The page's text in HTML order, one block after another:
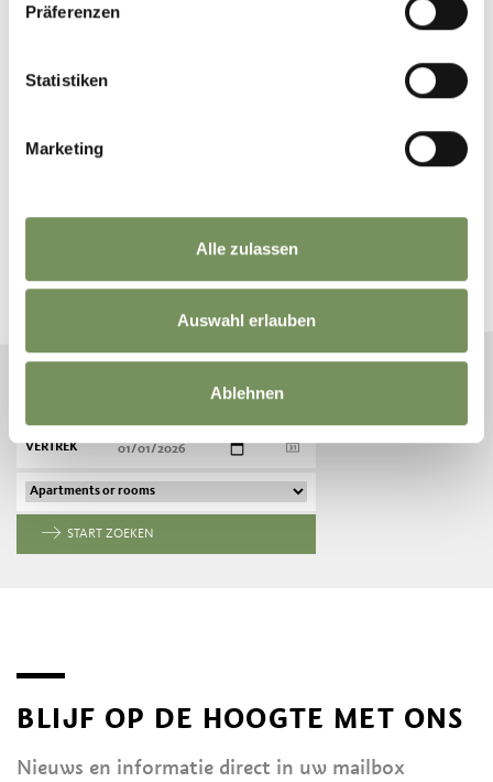
Präferenzen
Statistiken
Marketing
Alle zulassen
Auswahl erlauben
Ablehnen
BOEK JE VAKANTIE IN
PASSEIERTAL
Plan nu vrijblijvend uw droomvakantie
VERTREK
START ZOEKEN
BLIJF OP DE HOOGTE MET ONS
Nieuws en informatie direct in uw mailbox